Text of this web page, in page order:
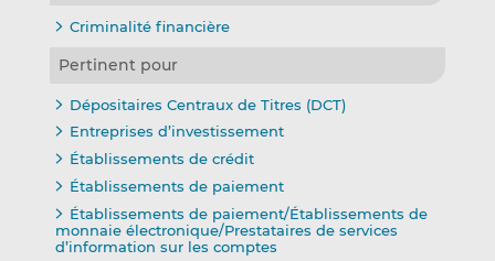
Criminalité financière
Pertinent pour
Dépositaires Centraux de Titres (DCT)
Entreprises d’investissement
Établissements de crédit
Établissements de paiement
Établissements de paiement/Établissements de
monnaie électronique/Prestataires de services
d’information sur les comptes